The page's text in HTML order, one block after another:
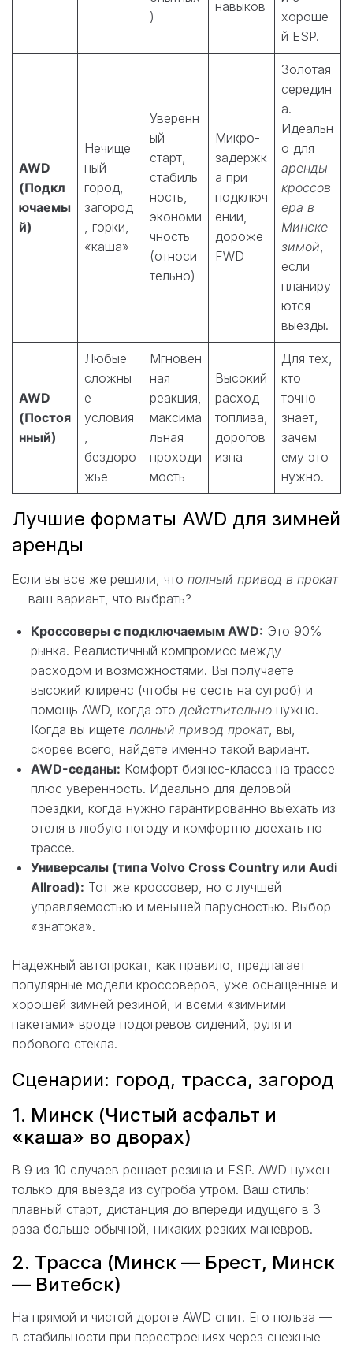
)
навыков
хороше
й ESP.
AWD
(Подкл
ючаемы
й)
Нечище
ный
город,
загород
, горки,
«каша»
Уверенн
ый
старт,
стабиль
ность,
экономи
чность
(относи
тельно)
Микро-
задержк
а при
подключ
ении,
дороже
FWD
Золотая
середин
а.
Идеальн
о для
аренды
кроссов
ера в
Минске
зимой
если
планиру
ются
выезды.
AWD
(Постоя
нный)
Любые
сложны
е
условия
бездоро
жье
Мгновен
ная
реакция,
максима
льная
проходи
мость
Высокий
расход
топлива,
дорогов
изна
Для тех,
кто
точно
знает,
зачем
ему это
нужно.
Лучшие форматы AWD для зимней
аренды
Если вы все же решили, что полный привод в прокат
— ваш вариант, что выбрать?
Кроссоверы с подключаемым AWD: Это 90%
рынка. Реалистичный компромисс между
расходом и возможностями. Вы получаете
высокий клиренс (чтобы не сесть на сугроб) и
помощь AWD, когда это действительно нужно.
Когда вы ищете полный привод прокат, вы,
скорее всего, найдете именно такой вариант.
AWD-седаны: Комфорт бизнес-класса на трассе
плюс уверенность. Идеально для деловой
поездки, когда нужно гарантированно выехать из
отеля в любую погоду и комфортно доехать по
трассе.
Универсалы (типа Volvo Cross Country или Audi
Allroad): Тот же кроссовер, но с лучшей
управляемостью и меньшей парусностью. Выбор
«знатока».
Надежный автопрокат, как правило, предлагает
популярные модели кроссоверов, уже оснащенные и
хорошей зимней резиной, и всеми «зимними
пакетами» вроде подогревов сидений, руля и
лобового стекла.
Сценарии: город, трасса, загород
1. Минск (Чистый асфальт и
«каша» во дворах)
В 9 из 10 случаев решает резина и ESP. AWD нужен
только для выезда из сугроба утром. Ваш стиль:
плавный старт, дистанция до впереди идущего в 3
раза больше обычной, никаких резких маневров.
2. Трасса (Минск — Брест, Минск
— Витебск)
На прямой и чистой дороге AWD спит. Его польза —
в стабильности при перестроениях через снежные